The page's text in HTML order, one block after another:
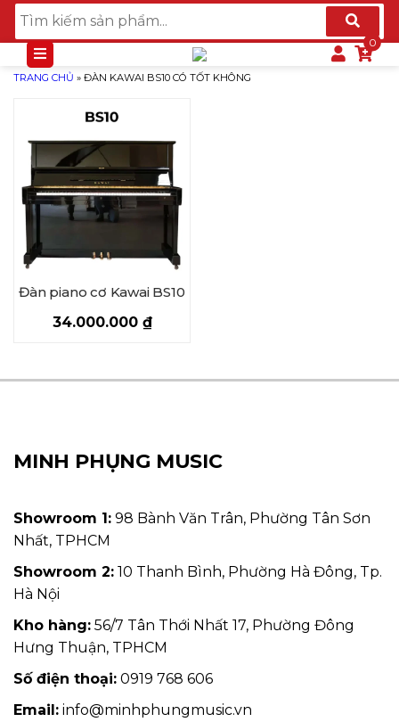
TRANG CHỦ » ĐÀN KAWAI BS10 CÓ TỐT KHÔNG
Đàn piano cơ Kawai BS10
34.000.000 ₫
MINH PHỤNG MUSIC
Showroom 1: 98 Bành Văn Trân, Phường Tân Sơn
Nhất, TPHCM
Showroom 2: 10 Thanh Bình, Phường Hà Đông, Tp.
Hà Nội
Kho hàng: 56/7 Tân Thới Nhất 17, Phường Đông
Hưng Thuận, TPHCM
Số điện thoại: 0919 768 606
Email: info@minhphungmusic.vn